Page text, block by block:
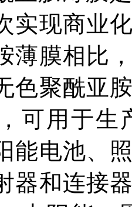
实现商业
薄膜相比
色聚酰亚
可用于生
能电池、
器和连接